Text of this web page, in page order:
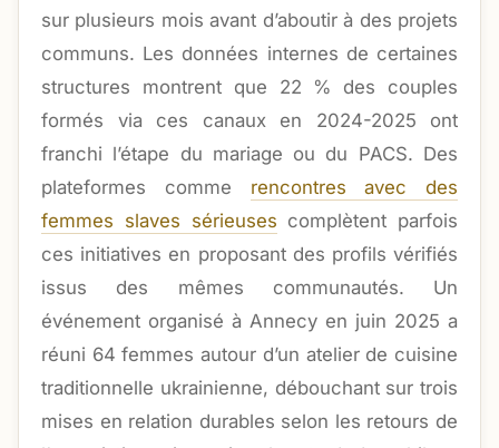
sur plusieurs mois avant d’aboutir à des projets
communs. Les données internes de certaines
structures montrent que 22 % des couples
formés via ces canaux en 2024-2025 ont
franchi l’étape du mariage ou du PACS. Des
plateformes comme rencontres avec des
femmes slaves sérieuses complètent parfois
ces initiatives en proposant des profils vérifiés
issus des mêmes communautés. Un
événement organisé à Annecy en juin 2025 a
réuni 64 femmes autour d’un atelier de cuisine
traditionnelle ukrainienne, débouchant sur trois
mises en relation durables selon les retours de